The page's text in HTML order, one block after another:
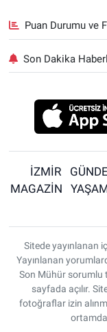
Puan Durumu ve
Son Dakika
İZMİR
MAGAZİN
Sitede yayınlanan
Yayınlanan
Son Mühür sorumlu
sayfada açılır.
fotoğraflar izin